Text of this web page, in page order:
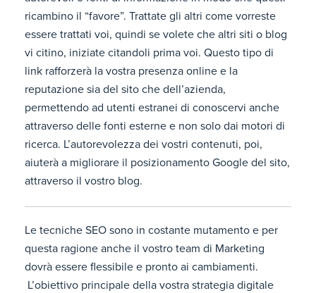
ricambino il “favore”. Trattate gli altri come vorreste
essere trattati voi, quindi se volete che altri siti o blog
vi citino, iniziate citandoli prima voi. Questo tipo di
link rafforzerà la vostra presenza online e la
reputazione sia del sito che dell’azienda,
permettendo ad utenti estranei di conoscervi anche
attraverso delle fonti esterne e non solo dai motori di
ricerca. L’autorevolezza dei vostri contenuti, poi,
aiuterà a migliorare il posizionamento Google del sito,
attraverso il vostro blog.
Le tecniche SEO sono in costante mutamento e per
questa ragione anche il vostro team di Marketing
dovrà essere flessibile e pronto ai cambiamenti.
L’obiettivo principale della vostra strategia digitale